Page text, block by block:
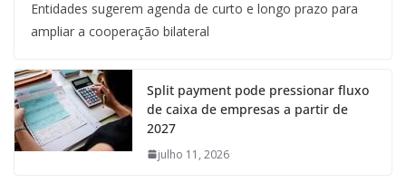
Entidades sugerem agenda de curto e longo prazo para
ampliar a cooperação bilateral
Split payment pode pressionar fluxo
de caixa de empresas a partir de
2027
julho 11, 2026